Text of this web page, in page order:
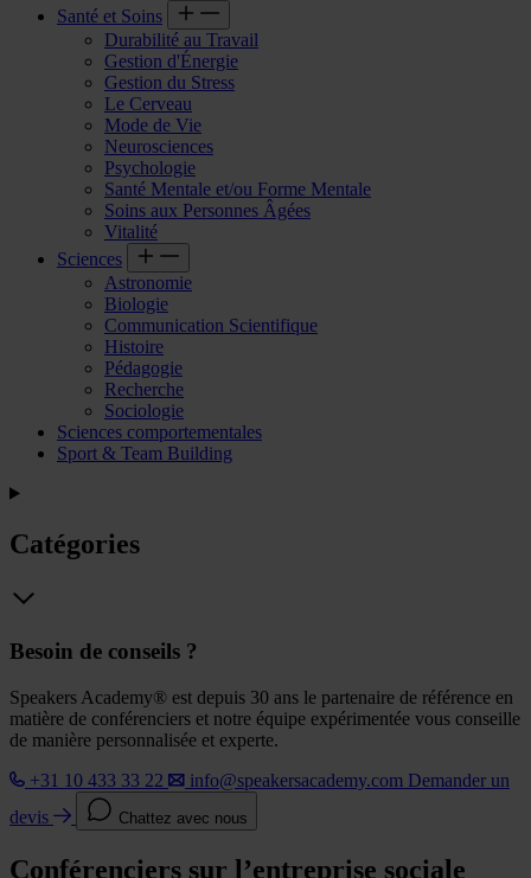
Santé et Soins
Durabilité au Travail
Gestion d'Énergie
Gestion du Stress
Le Cerveau
Mode de Vie
Neurosciences
Psychologie
Santé Mentale et/ou Forme Mentale
Soins aux Personnes Âgées
Vitalité
Sciences
Astronomie
Biologie
Communication Scientifique
Histoire
Pédagogie
Recherche
Sociologie
Sciences comportementales
Sport & Team Building
Catégories
Besoin de conseils ?
Speakers Academy® est depuis 30 ans le partenaire de référence en
matière de conférenciers et notre équipe expérimentée vous conseille
de manière personnalisée et experte.
+31 10 433 33 22
info@speakersacademy.com Demander un
devis
Chattez avec nous
Conférenciers sur l’entreprise sociale